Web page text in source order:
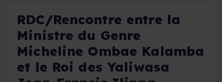
RDC/Rencontre entre la
Ministre du Genre
Micheline Ombae Kalamba
et le Roi des Yaliwasa